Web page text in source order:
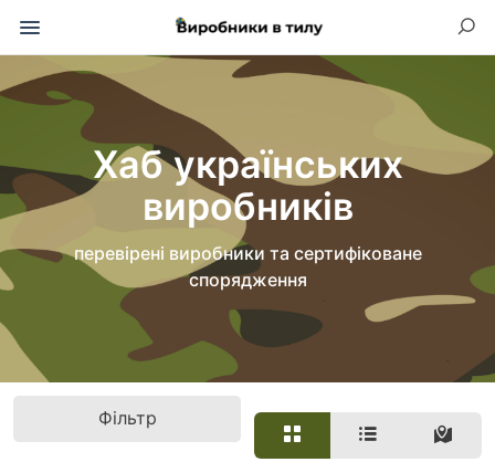
Хаб українських
виробників
перевірені виробники та сертифіковане
спорядження
Фільтр